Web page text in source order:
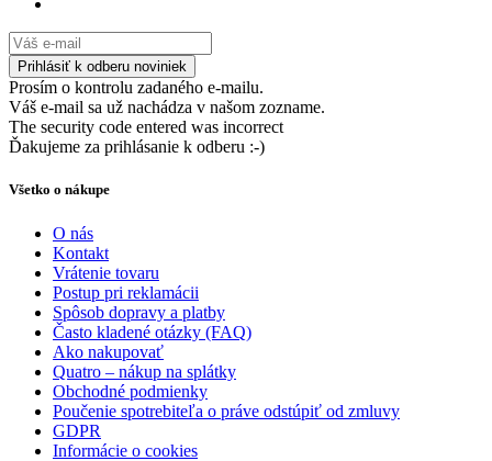
Prosím o kontrolu zadaného e-mailu.
Váš e-mail sa už nachádza v našom zozname.
The security code entered was incorrect
Ďakujeme za prihlásanie k odberu :-)
Všetko o nákupe
O nás
Kontakt
Vrátenie tovaru
Postup pri reklamácii
Spôsob dopravy a platby
Často kladené otázky (FAQ)
Ako nakupovať
Quatro – nákup na splátky
Obchodné podmienky
Poučenie spotrebiteľa o práve odstúpiť od zmluvy
GDPR
Informácie o cookies